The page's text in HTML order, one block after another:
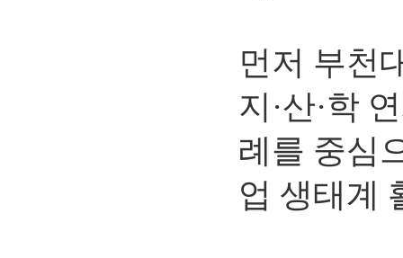
먼저 부천
지·산·학
례를 중심
업 생태계